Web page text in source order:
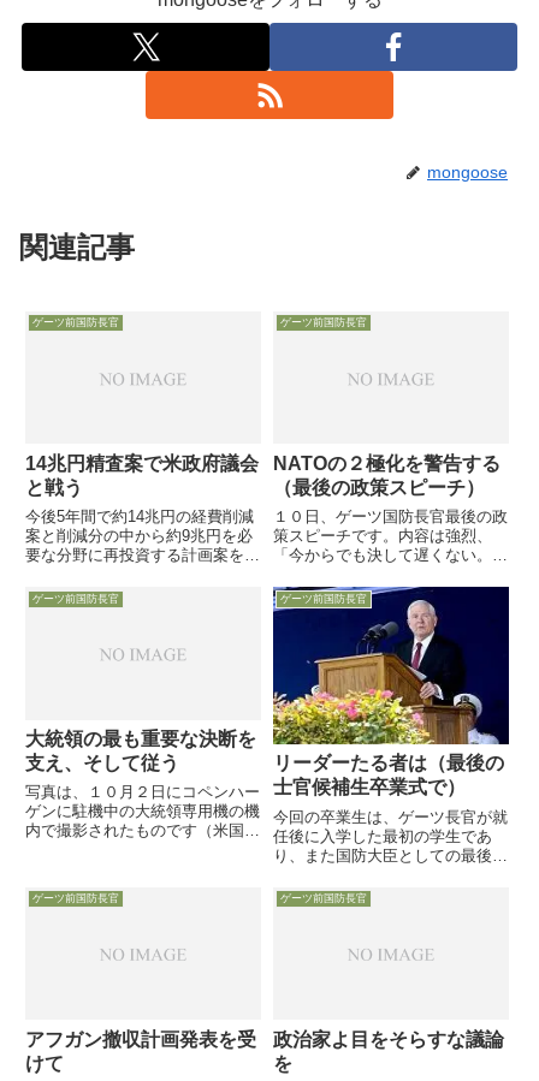
mongoose
関連記事
ゲーツ前国防長官
14兆円精査案で米政府議会
と戦う
今後5年間で約14兆円の経費削減
案と削減分の中から約9兆円を必
要な分野に再投資する計画案を発
9兆円の削減に約5兆円を上乗せ
し、最近ホワイトハウス周辺から
の声に答える（対抗する？）姿勢
ゲーツ前国防長官
NATOの２極化を警告する
（最後の政策スピーチ）
１０日、ゲーツ国防長官最後の政
策スピーチです。内容は強烈、
「今からでも決して遅くない。欧
関係を正常に戻すことが出来るは
ずだ。これは大西洋の向こうから
要求したり強制することではな
い。」・・です。
ゲーツ前国防長官
大統領の最も重要な決断を
支え、そして従う
写真は、１０月２日にコペンハー
ゲンに駐機中の大統領専用機の機
内で撮影されたものです（米国防
闘を指揮するマクリスタル司令官
です。１０月２日といえば五輪開
ゲーツ前国防長官
リーダーたる者は（最後の
士官候補生卒業式で）
今回の卒業生は、ゲーツ長官が就
任後に入学した最初の学生であ
り、また国防大臣としての最後の
ら、その思いが原稿から伝わって
から先日のビンラディン作戦成功
ゲーツ前国防長官
アフガン撤収計画発表を受
けて
ゲーツ前国防長官
政治家よ目をそらすな議論
を